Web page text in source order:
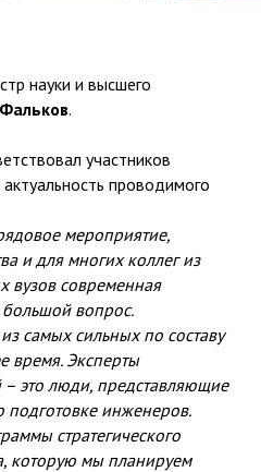
науки и высшего
.
участников
проводимого
мероприятие,
и для многих коллег из
вузов современная
вопрос.
самых сильных по составу
время. Эксперты
это люди, представляющие
инженеров.
стратегического
которую мы планируем